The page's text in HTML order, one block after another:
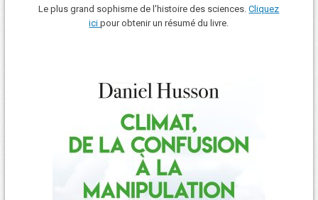
Le plus grand sophisme de l'histoire des sciences.Cliquez
icipour obtenir un résumé du livre.